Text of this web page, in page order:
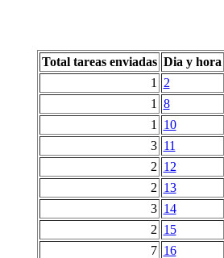
Total tareas enviadas Dia y hora
1
2
1
8
1
10
3 11
2 12
2 13
3 14
2 15
7 16